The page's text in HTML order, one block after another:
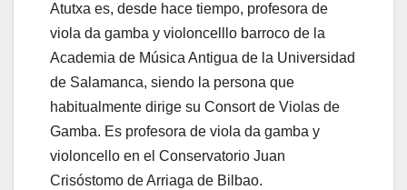
Atutxa es, desde hace tiempo, profesora de
viola da gamba y violoncelllo barroco de la
Academia de Música Antigua de la Universidad
de Salamanca, siendo la persona que
habitualmente dirige su Consort de Violas de
Gamba. Es profesora de viola da gamba y
violoncello en el Conservatorio Juan
Crisóstomo de Arriaga de Bilbao.